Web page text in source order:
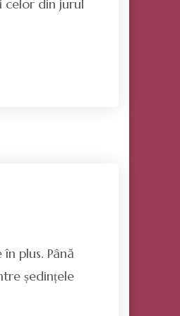
celor din jurul
plus. Până
ședințele